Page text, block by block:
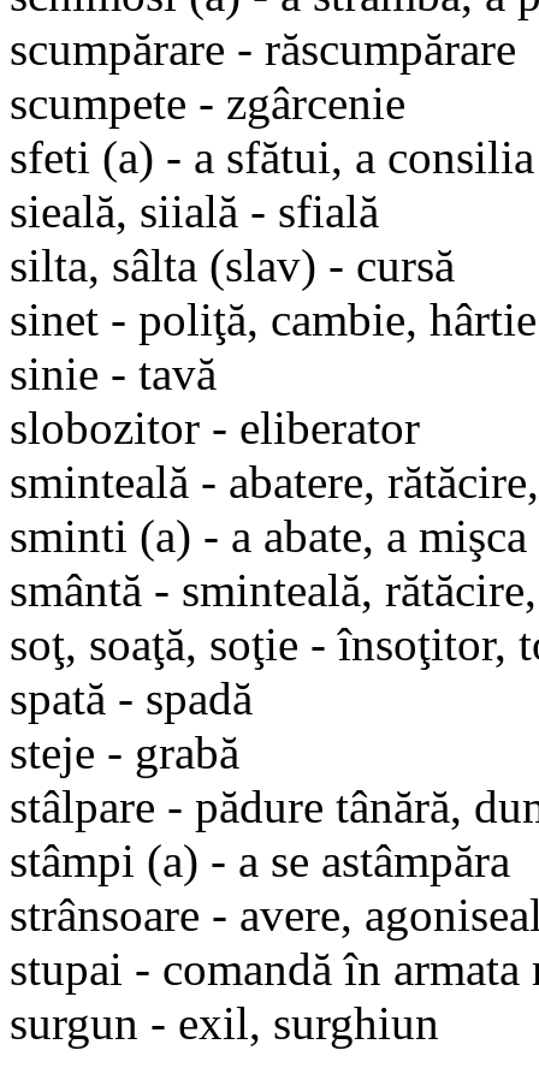
scumpărare - răscumpărare
scumpete - zgârcenie
sfeti (a) - a sfătui, a consilia
sieală, siială - sfială
silta, sâlta (slav) - cursă
sinet - poliţă, cambie,
sinie - tavă
slobozitor - eliberator
sminteală - abatere,
sminti (a) - a abate, a
smântă - sminteală,
soţ, soaţă, soţie - însoţitor,
spată - spadă
steje - grabă
stâlpare - pădure tânără,
stâmpi (a) - a se astâmpăra
strânsoare - avere,
stupai - comandă în armata
surgun - exil, surghiun